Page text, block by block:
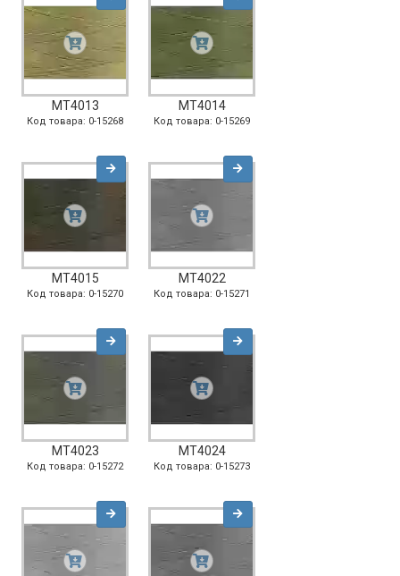
MT4013
Код товара: 0-15268
MT4014
Код товара: 0-15269
MT4015
Код товара: 0-15270
MT4022
Код товара: 0-15271
MT4023
Код товара: 0-15272
MT4024
Код товара: 0-15273